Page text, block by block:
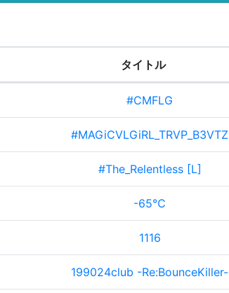
タイトル
#CMFLG
#MAGiCVLGiRL_TRVP_B3VTZ
#The_Relentless [L]
-65℃
1116
199024club -Re:BounceKiller-